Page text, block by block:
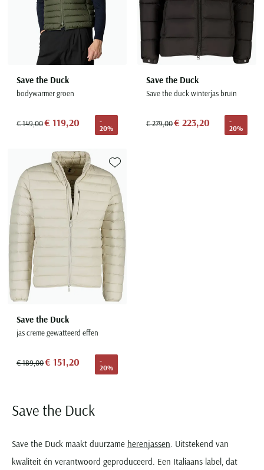
Save the Duck
bodywarmer groen
€ 149,00€ 119,20
-
20%
Save the Duck
Save the duck winterjas bruin
€ 279,00€ 223,20
-
20%
Save the Duck
jas creme gewatteerd effen
€ 189,00€ 151,20
-
20%
Toevoegen aan favorieten
Save the Duck
Save the Duck maakt duurzame herenjassen. Uitstekend van
kwaliteit én verantwoord geproduceerd. Een Italiaans label, dat